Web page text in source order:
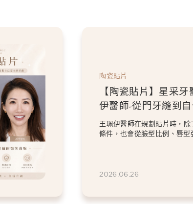
珮
美
身
式
【
伊
掉
笑
過8
意